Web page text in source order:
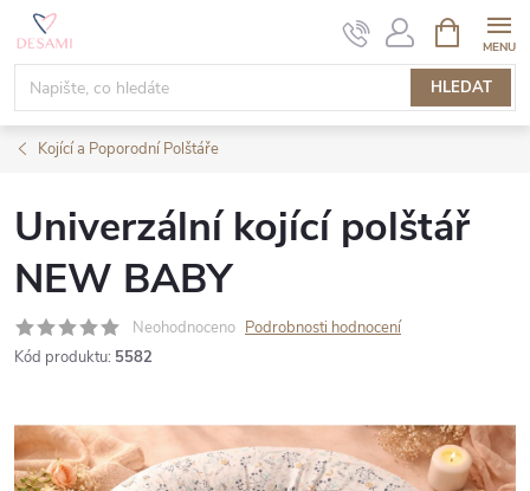
Přejít
obsah
HLEDAT
NÁKUPNÍ
KOŠÍK
Kojící a Poporodní Polštáře
Univerzální kojící polštář
NEW BABY
Neohodnoceno Podrobnosti hodnocení
Kód produktu: 5582